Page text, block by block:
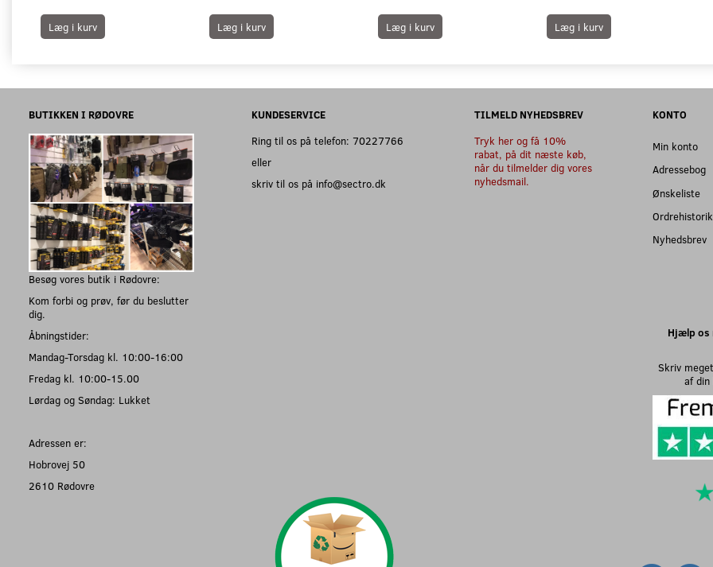
Læg i kurv Læg i kurv Læg i kurv Læg i kurv
BUTIKKEN I RØDOVRE
Besøg vores butik i Rødovre:
Kom forbi og prøv, før du beslutter
dig.
Åbningstider:
Mandag-Torsdag kl. 10:00-16:00
Fredag kl. 10:00-15.00
Lørdag og Søndag: Lukket
Adressen er:
Hobrovej 50
2610 Rødovre
KUNDESERVICE
Ring til os på telefon: 70227766
eller
skriv til os på info@sectro.dk
TILMELD NYHEDSBREV
Tryk her og få 10%
rabat, på dit næste køb,
når du tilmelder dig vores
nyhedsmail.
KONTO
Min konto
Adressebog
Ønskeliste
Ordrehistorik
Nyhedsbrev
Hjælp os
Skriv
af din